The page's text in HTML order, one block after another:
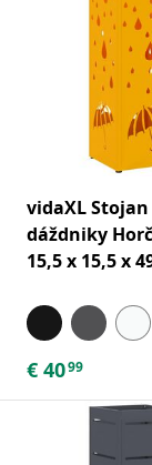
vidaXL
dáždniky
15,5 x 15,5 x
€ 4099